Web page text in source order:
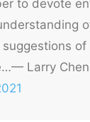
to devote
— Larry